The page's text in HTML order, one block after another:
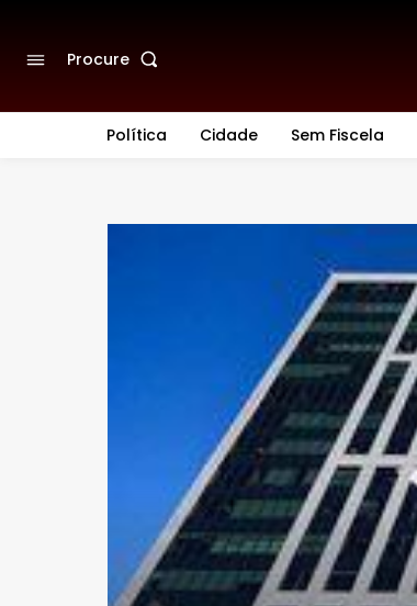
Procure
Política Cidade Sem Fiscela